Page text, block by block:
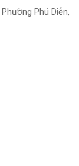
Phú Diễn,